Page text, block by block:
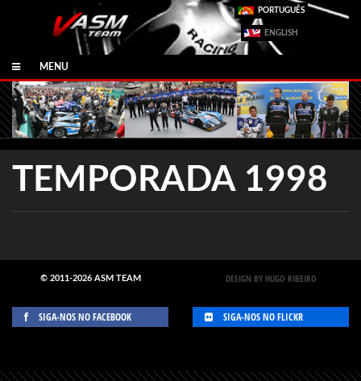
PORTUGUÊS
ENGLISH
MENU
TEMPORADA 1998
© 2011-2026 ASM TEAM DESIGN BY HUGO RIBEIRO
SIGA-NOS NO FACEBOOK SIGA-NOS NO FLICKR